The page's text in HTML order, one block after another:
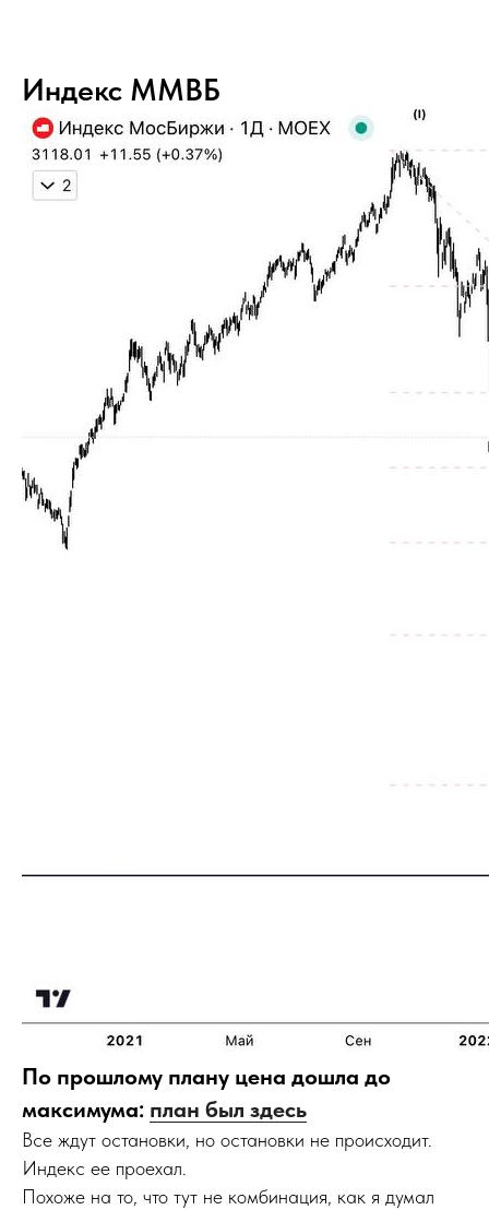
Индекс ММВБ
По прошлому плану цена дошла до
максимума: план был здесь
Все ждут остановки, но остановки не происходит.
Индекс ее проехал.
Похоже на то, что тут не комбинация, как я думал